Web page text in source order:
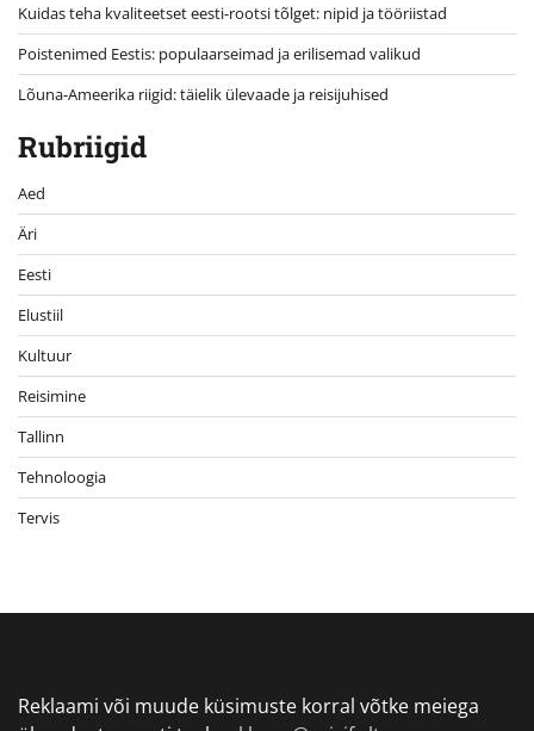
Kuidas teha kvaliteetset eesti-rootsi tõlget: nipid ja tööriistad
Poistenimed Eestis: populaarseimad ja erilisemad valikud
Lõuna-Ameerika riigid: täielik ülevaade ja reisijuhised
Rubriigid
Aed
Äri
Eesti
Elustiil
Kultuur
Reisimine
Tallinn
Tehnoloogia
Tervis
Reklaami või muude küsimuste korral võtke meiega